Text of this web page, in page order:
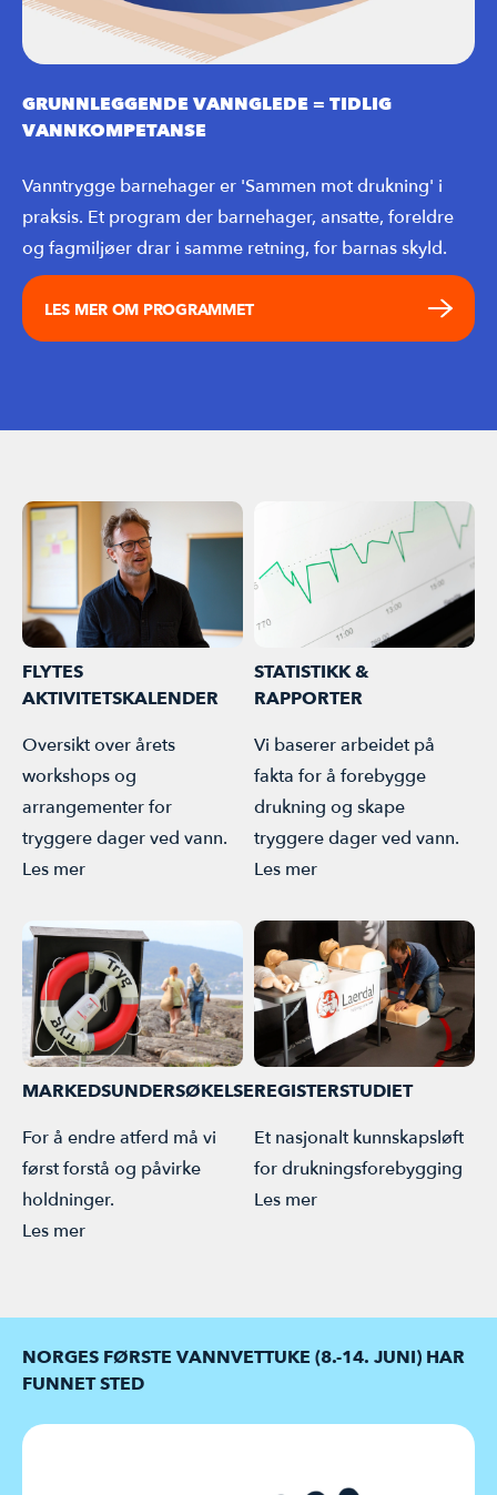
GRUNNLEGGENDE VANNGLEDE = TIDLIG
VANNKOMPETANSE
Vanntrygge barnehager er 'Sammen mot drukning' i
praksis. Et program der barnehager, ansatte, foreldre
og fagmiljøer drar i samme retning, for barnas skyld.
LES MER OM PROGRAMMET
FLYTES
AKTIVITETSKALENDER
Oversikt over årets
workshops og
arrangementer for
tryggere dager ved vann.
Les mer
STATISTIKK &
RAPPORTER
Vi baserer arbeidet på
fakta for å forebygge
drukning og skape
tryggere dager ved vann.
Les mer
MARKEDSUNDERSØKELSE
For å endre atferd må vi
først forstå og påvirke
holdninger.
Les mer
REGISTERSTUDIET
Et nasjonalt kunnskapsløft
for drukningsforebygging
Les mer
NORGES FØRSTE VANNVETTUKE (8.-14. JUNI) HAR
FUNNET STED